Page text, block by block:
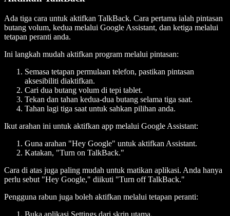
Ada tiga cara untuk aktifkan TalkBack. Cara pertama ialah pintasan
butang volum, kedua melalui Google Assistant, dan ketiga melalui
tetapan peranti anda.
Ini langkah mudah aktifkan program melalui pintasan:
Semasa tetapan permulaan telefon, pastikan pintasan
aksesibiliti diaktifkan.
Cari dua butang volum di tepi tablet.
Tekan dan tahan kedua-dua butang selama tiga saat.
Tahan lagi tiga saat untuk sahkan pilihan anda.
Ikut arahan ini untuk aktifkan app melalui Google Assistant:
Guna arahan "Hey Google" untuk aktifkan Assistant.
Katakan, "Turn on TalkBack."
Cara di atas juga paling mudah untuk matikan aplikasi. Anda hanya
perlu sebut "Hey Google," diikuti "Turn off TalkBack."
Pengguna rabun juga boleh aktifkan melalui tetapan peranti:
Buka aplikasi Settings dari skrin utama.